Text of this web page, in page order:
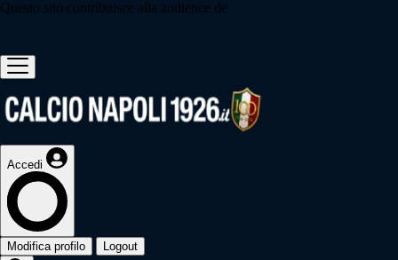
Questo sito contribuisce alla audience de
Accedi
Modifica profilo Logout